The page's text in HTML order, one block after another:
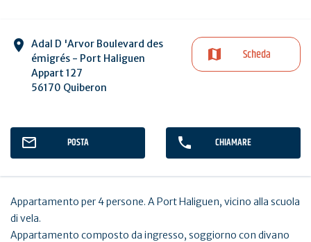
Adal D 'Arvor Boulevard des
émigrés - Port Haliguen
Appart 127
56170 Quiberon
Scheda
POSTA CHIAMARE
Appartamento per 4 persone. A Port Haliguen, vicino alla scuola
di vela.
Appartamento composto da ingresso, soggiorno con divano